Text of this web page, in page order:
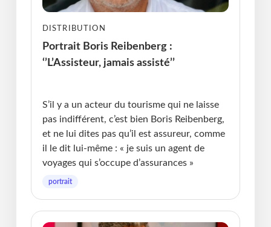
DISTRIBUTION
Portrait Boris Reibenberg :
‘’L’Assisteur, jamais assisté’’
S’il y a un acteur du tourisme qui ne laisse
pas indifférent, c’est bien Boris Reibenberg,
et ne lui dites pas qu’il est assureur, comme
il le dit lui-même : « je suis un agent de
voyages qui s’occupe d’assurances »
portrait